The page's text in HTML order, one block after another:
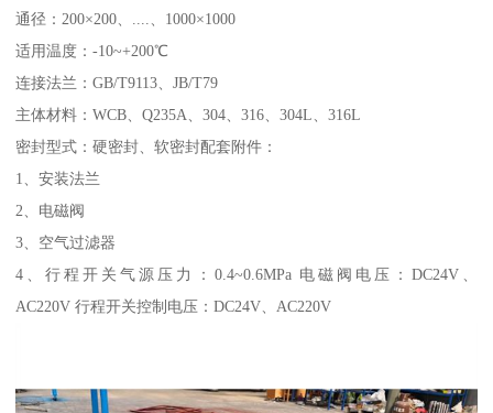
通径：200×200、....、1000×1000
适用温度：-10~+200℃
连接法兰：GB/T9113、JB/T79
主体材料：WCB、Q235A、304、316、304L、316L
密封型式：硬密封、软密封配套附件：
1、安装法兰
2、电磁阀
3、空气过滤器
4、行程开关气源压力：0.4~0.6MPa 电磁阀电压：DC24V、
AC220V 行程开关控制电压：DC24V、AC220V